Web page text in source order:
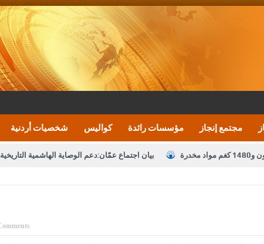
شخصيات أردنية كواليس مؤسسات رائدة مجتمع إنجاز
بيان اجتماع عمّان:دعم الوصاية الهاشمية
خدمة العلم